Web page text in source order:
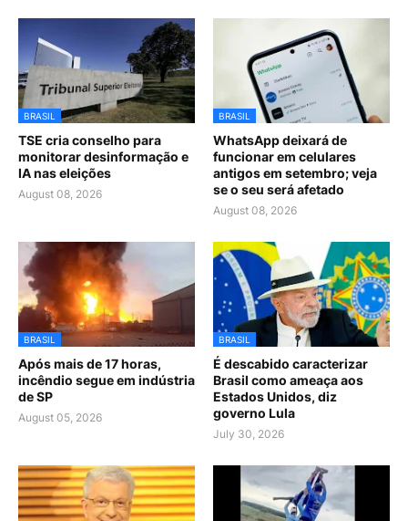
BRASIL
TSE cria conselho para
monitorar desinformação e
IA nas eleições
August 08, 2026
BRASIL
WhatsApp deixará de
funcionar em celulares
antigos em setembro; veja
se o seu será afetado
August 08, 2026
BRASIL
Após mais de 17 horas,
incêndio segue em indústria
de SP
August 05, 2026
BRASIL
É descabido caracterizar
Brasil como ameaça aos
Estados Unidos, diz
governo Lula
July 30, 2026